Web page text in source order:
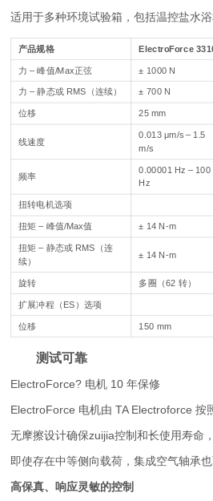
适用于多种环境试验箱，包括温控盐水
产品规格 ElectroForce
力 – 峰值/Max正弦 ± 1000 N
力 – 静态或 RMS（连续） ± 700 N
位移 25 mm
线速度
0.013 μm/s – 1.5
m/s
频率
0.00001 Hz – 100
Hz
扭转电机选项
扭矩 – 峰值/Max值 ± 14 N-m
扭矩 – 静态或 RMS（连
续）
± 14 N-m
旋转 多圈（62 转）
扩展冲程（ES）选项
位移 150 mm
测试可靠
ElectroForce? 电机 10 年保修
ElectroForce 电机由 TA Electroforce 按
无摩擦设计确保zuijia控制和长使用寿命
即使存在中等侧向载荷，集成空气轴承
高保真、响应灵敏的控制